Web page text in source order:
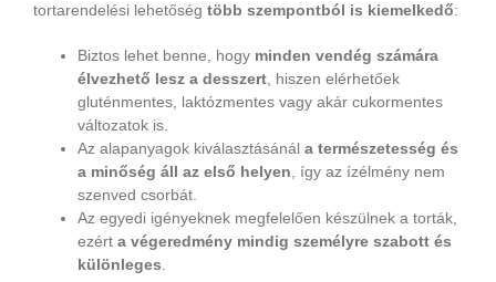
tortarendelési lehetőség több szempontból is kiemelkedő:
Biztos lehet benne, hogy minden vendég számára
élvezhető lesz a desszert, hiszen elérhetőek
gluténmentes, laktózmentes vagy akár cukormentes
változatok is.
Az alapanyagok kiválasztásánál a természetesség és
a minőség áll az első helyen, így az ízélmény nem
szenved csorbát.
Az egyedi igényeknek megfelelően készülnek a torták,
ezért a végeredmény mindig személyre szabott és
különleges.